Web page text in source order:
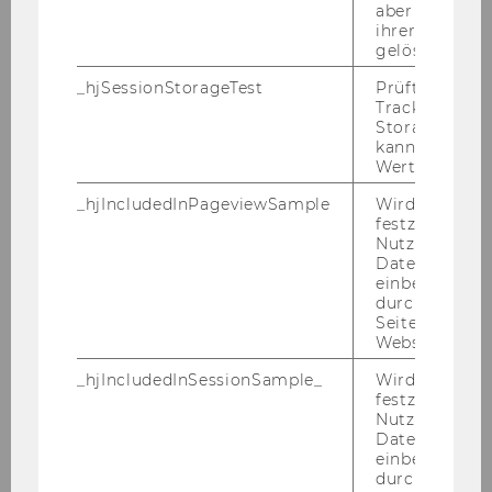
Am Mas­ter‘s Day 2025 habt ihr die Mög­lich­keit,
gram­me aus­zu­tau­schen. Nutzt eure Chan­ce
und holt euch alle In­for­ma­tio­nen rund um
Im Rah­men der Vor­trä­ge wer­den bei­spiels­
Ist ein Stu­di­um an der WU das Rich­ti­ge
für mich? Wel­che Pro­gramm­in­hal­te und
Wie melde ich mich an? Was muss ich
aber fast
ihrer
gelöscht.
_hjSessionStorageTest
Prüft, ob der
Tracking
Storage
kann. Wenn
Wert von 1
_hjIncludedInPageviewSample
Wird gesetzt,
festzustellen,
Nutzer in die
einbezogen
durch das
Website
_hjIncludedInSessionSample_
Wird gesetzt,
festzustellen,
Nutzer in die
einbezogen
durch das